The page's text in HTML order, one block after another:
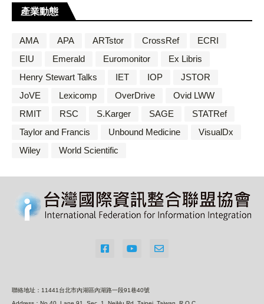
產業動態
AMA APA ARTstor CrossRef
ECRI
EIU
Emerald Euromonitor
Ex Libris
Henry Stewart Talks
IET IOP
JSTOR
JoVE
Lexicomp OverDrive
Ovid LWW
RMIT
RSC S.Karger SAGE
STATRef
Taylor and Francis
Unbound Medicine
VisualDx
Wiley
World Scientific
聯絡地址：11441台北市內湖區內湖路一段91巷40號